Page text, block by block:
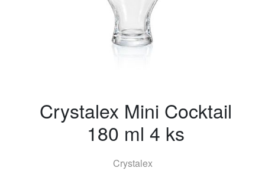
Crystalex Mini Cocktail
180 ml 4 ks
Crystalex